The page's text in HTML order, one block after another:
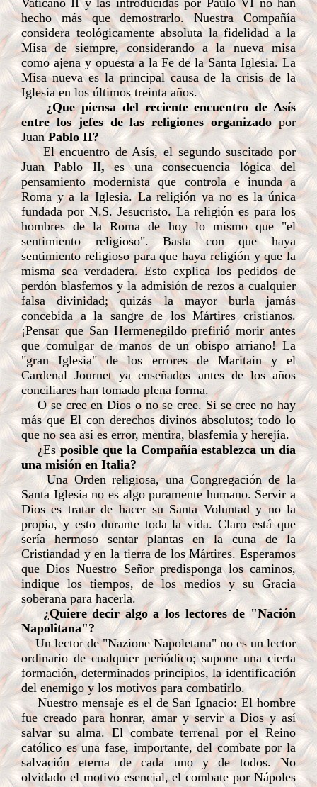
Vaticano II y las introducidas por Paulo VI no han
hecho más que demostrarlo. Nuestra Compañía
considera teológicamente absoluta la fidelidad a la
Misa de siempre, considerando a la nueva misa
como ajena y opuesta a la Fe de la Santa Iglesia. La
Misa nueva es la principal causa de la crisis de la
Iglesia en los últimos treinta años.
¿Que piensa del reciente encuentro de Asís
entre los jefes de las religiones organizadopor
JuanPablo II?
El encuentro de Asís, el segundo suscitado por
Juan Pablo II,es una consecuencia lógica del
pensamiento modernista que controla e inunda a
Roma y a la Iglesia. La religión ya no es la única
fundada por N.S. Jesucristo. La religión es para los
hombres de la Roma de hoy lo mismo que "el
sentimiento religioso". Basta con que haya
sentimiento religioso para que haya religión y que la
misma sea verdadera. Esto explica los pedidos de
perdón blasfemos y la admisión de rezos a cualquier
falsa divinidad; quizás la mayor burla jamás
concebida a la sangre de los Mártires cristianos.
¡Pensar que San Hermenegildo prefirió morir antes
que comulgar de manos de un obispo arriano! La
"gran Iglesia" de los errores de Maritain y el
Cardenal Journet ya enseñados antes de los años
conciliares han tomado plena forma.
O se cree en Dios o no se cree. Si se cree no hay
más que El con derechos divinos absolutos; todo lo
que no sea así es error, mentira, blasfemia y herejía.
¿Esposible que la Compañía establezca un día
una misión en Italia?
Una Orden religiosa, una Congregación de la
Santa Iglesia no es algo puramente humano. Servir a
Dios es tratar de hacer su Santa Voluntad y no la
propia, y esto durante toda la vida. Claro está que
sería hermoso sentar plantas en la cuna de la
Cristiandad y en la tierra de los Mártires. Esperamos
que Dios Nuestro Señor predisponga los caminos,
indique los tiempos, de los medios y su Gracia
soberana para hacerla.
¿Quiere decir algo a los lectores de "Nación
Napolitana"?
Un lector de "Nazione Napoletana" no es un lector
ordinario de cualquier periódico; supone una cierta
formación, determinados principios, la identificación
del enemigo y los motivos para combatirlo.
Nuestro mensaje es el de San Ignacio: El hombre
fue creado para honrar, amar y servir a Dios y así
salvar su alma. El combate terrenal por el Reino
católico es una fase, importante, del combate por la
salvación eterna de cada uno y de todos. No
olvidado el motivo esencial, el combate por Nápoles